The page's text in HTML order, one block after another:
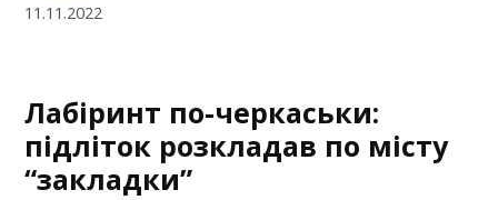
11.11.2022
Лабіринт по-черкаськи:
підліток розкладав по місту
“закладки”